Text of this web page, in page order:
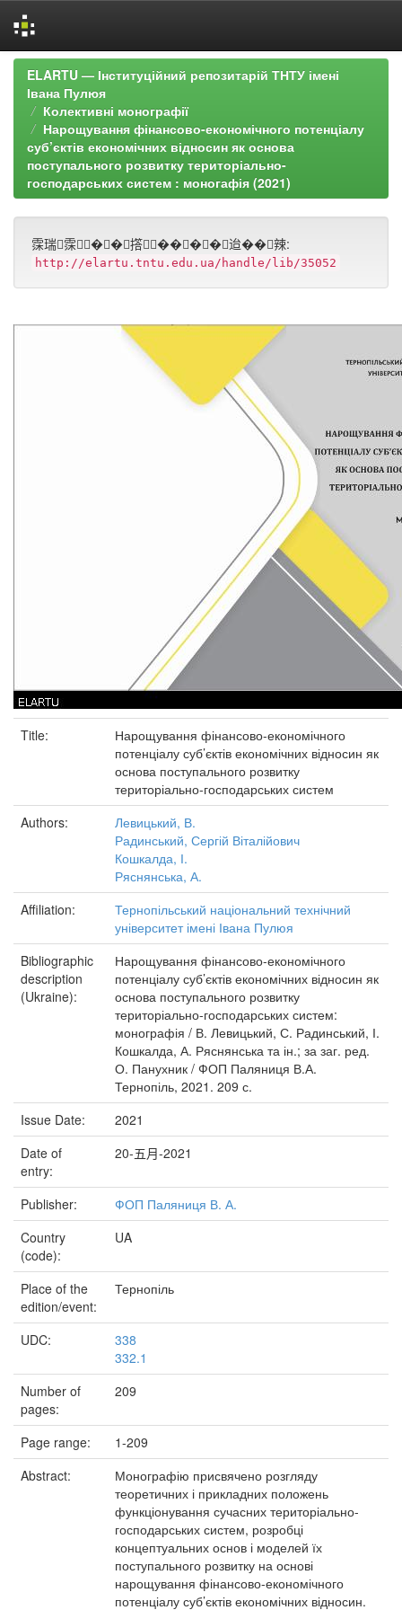
Skip
navigation
ELARTU — Інституційний репозитарій ТНТУ імені
Івана Пулюя
Колективні монографії
Нарощування фінансово-економічного потенціалу
суб’єктів економічних відносин як основа
поступального розвитку територіально-
господарських систем : моногафія (2021)
霂瑞霂��撘����迨��辣:
http://elartu.tntu.edu.ua/handle/lib/35052
Title:
Нарощування фінансово-економічного
потенціалу суб’єктів економічних відносин як
основа поступального розвитку
територіально-господарських систем
Authors:
Левицький, В.
Радинський, Сергій Віталійович
Кошкалда, І.
Ряснянська, А.
Affiliation:
Тернопільський національний технічний
університет імені Івана Пулюя
Bibliographic
description
(Ukraine):
Нарощування фінансово-економічного
потенціалу суб’єктів економічних відносин як
основа поступального розвитку
територіально-господарських систем:
монографія / В. Левицький, С. Радинський, І.
Кошкалда, А. Ряснянська та ін.; за заг. ред.
О. Панухник / ФОП Паляниця В.А.
Тернопіль, 2021. 209 с.
Issue Date:
2021
Date of
entry:
20-五月-2021
Publisher:
ФОП Паляниця В. А.
Country
(code):
UA
Place of the
edition/event:
Тернопіль
UDC:
338
332.1
Number of
pages:
209
Page range:
1-209
Abstract:
Монографію присвячено розгляду
теоретичних і прикладних положень
функціонування сучасних територіально-
господарських систем, розробці
концептуальних основ і моделей їх
поступального розвитку на основі
нарощування фінансово-економічного
потенціалу суб’єктів економічних відносин.